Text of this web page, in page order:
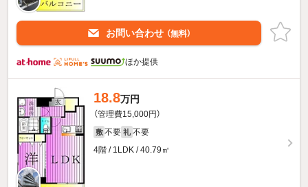
お問い合わせ （無料）
ほか提供
18.8万円
（管理費15,000円）
敷 不要 礼 不要
4階 / 1LDK / 40.79㎡